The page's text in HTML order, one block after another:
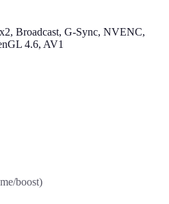
Broadcast, G-Sync, NVENC,
4.6, AV1
boost)